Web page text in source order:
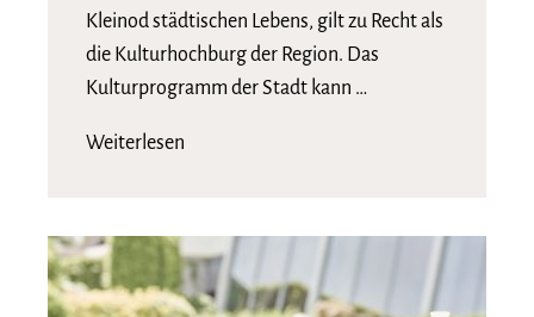
Kleinod städtischen Lebens, gilt zu Recht als
die Kulturhochburg der Region. Das
Kulturprogramm der Stadt kann …
Weiterlesen